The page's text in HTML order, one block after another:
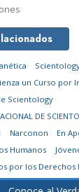
un Curso por
Scientology
DE
Narconon
En
Humanos
por los Derechos